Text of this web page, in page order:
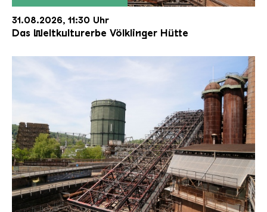
Der Erzschrägaufzug der Völklinger Hütte mit
Copyright: Weltkulturerbe Völklinger Hütte | Karl
31.08.2026, 11:30 Uhr
Das Weltkulturerbe Völklinger Hütte